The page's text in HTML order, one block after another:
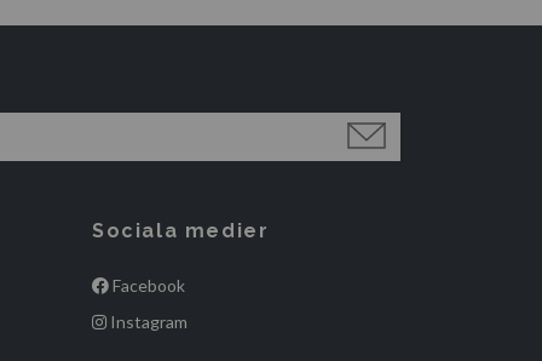
Sociala medier
Facebook
Instagram